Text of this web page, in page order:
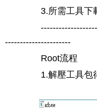
3.所需工具下
----------------------
Root流程
1.解壓工具包